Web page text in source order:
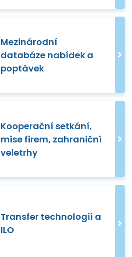
Mezinárodní
databáze nabídek a
poptávek
Kooperační setkání,
mise firem, zahraniční
veletrhy
Transfer technologií a
ILO